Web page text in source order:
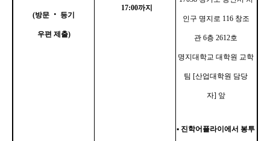
(방문 ‧ 등기
우편 제출)
17:00까지
인구 명지로 116 창조
관 6층 2612호
명지대학교 대학원 교학
팀 [산업대학원 담당
자] 앞
▪ 진학어플라이에서 봉투